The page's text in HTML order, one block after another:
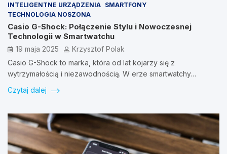
INTELIGENTNE URZĄDZENIA SMARTFONY
TECHNOLOGIA NOSZONA
Casio G-Shock: Połączenie Stylu i Nowoczesnej
Technologii w Smartwatchu
19 maja 2025
Krzysztof Polak
Casio G-Shock to marka, która od lat kojarzy się z
wytrzymałością i niezawodnością. W erze smartwatchy…
Czytaj dalej